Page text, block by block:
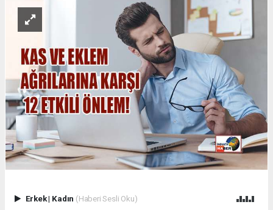
Erkek| Kadın (Haberi Sesli Oku)